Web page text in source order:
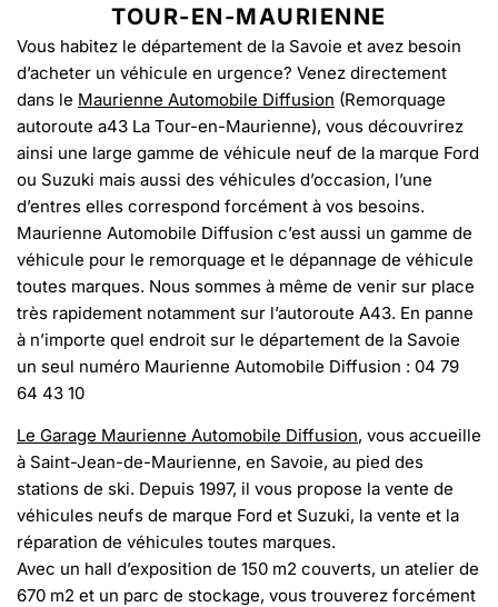
TOUR-EN-MAURIENNE
Vous habitez le département de la Savoie et avez besoin
d’acheter un véhicule en urgence? Venez directement
dans le Maurienne Automobile Diffusion (Remorquage
autoroute a43 La Tour-en-Maurienne), vous découvrirez
ainsi une large gamme de véhicule neuf de la marque Ford
ou Suzuki mais aussi des véhicules d’occasion, l’une
d’entres elles correspond forcément à vos besoins.
Maurienne Automobile Diffusion c’est aussi un gamme de
véhicule pour le remorquage et le dépannage de véhicule
toutes marques. Nous sommes à même de venir sur place
très rapidement notamment sur l’autoroute A43. En panne
à n’importe quel endroit sur le département de la Savoie
un seul numéro Maurienne Automobile Diffusion : 04 79
64 43 10
Le Garage Maurienne Automobile Diffusion, vous accueille
à Saint-Jean-de-Maurienne, en Savoie, au pied des
stations de ski. Depuis 1997, il vous propose la vente de
véhicules neufs de marque Ford et Suzuki, la vente et la
réparation de véhicules toutes marques.
Avec un hall d’exposition de 150 m2 couverts, un atelier de
670 m2 et un parc de stockage, vous trouverez forcément